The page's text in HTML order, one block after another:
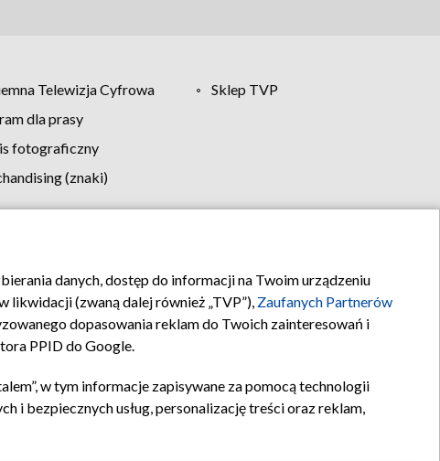
Telewizja Cyfrowa
Sklep TVP
dla prasy
fotograficzny
(znaki)
reklamy Kontakt
danych, dostęp do informacji na Twoim urządzeniu
likwidacji (zwaną dalej również „TVP”), Zaufanych Partnerów
dopasowania reklam do Twoich zainteresowań i
PPID do Google.
w tym informacje zapisywane za pomocą technologii
i bezpiecznych usług, personalizację treści oraz reklam,